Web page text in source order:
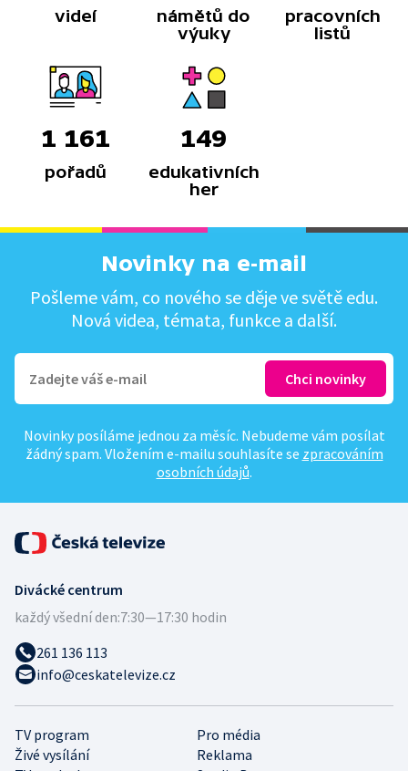
videí
námětů do
výuky
pracovních
listů
1 161
pořadů
149
edukativních
her
Novinky na e-mail
Pošleme vám, co nového se děje ve světě edu.
Nová videa, témata, funkce a další.
Novinky posíláme jednou za měsíc. Nebudeme vám posílat
žádný spam. Vložením e-mailu souhlasíte se zpracováním
osobních údajů.